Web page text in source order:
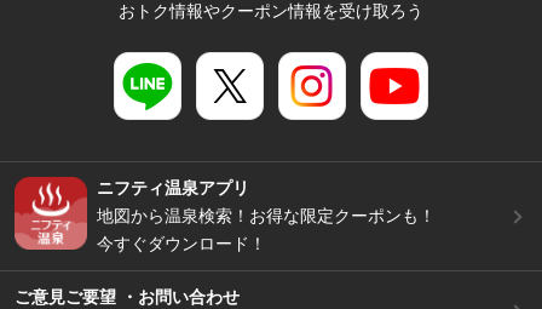
おトク情報やクーポン情報を受け取ろう
ニフティ温泉アプリ
地図から温泉検索！お得な限定クーポンも！
今すぐダウンロード！
ご意見ご要望 ・お問い合わせ